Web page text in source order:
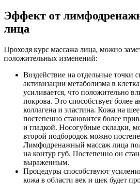
Эффект от
лица
Проходя курс массажа лица, можно
положительных изменений:
Воздействие на отдельные точки
активизации метаболизма в
усиливается, что положительно
покрова. Это способствует более
коллагена и эластина. Кожа на
постепенно становится более
и гладкой. Носогубные складки,
второй подбородок можно
Лимфодренажный массаж лица
на контур губ. Постепенно он
выраженным.
Процедуры способствуют
кожа в области век и щек будет